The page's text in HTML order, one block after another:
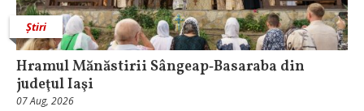
Știri
Hramul Mănăstirii Sângeap‑Basaraba din
judeţul Iaşi
07 Aug, 2026